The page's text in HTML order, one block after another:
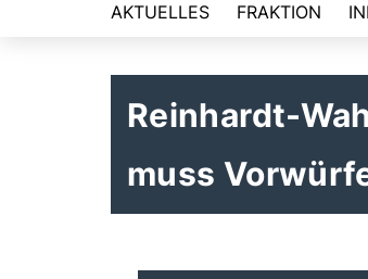
AKTUELLES FRAKTION
Reinhardt-
muss